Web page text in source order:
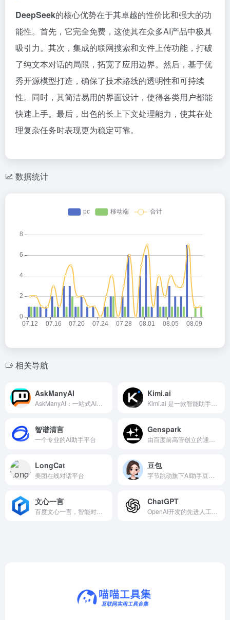
DeepSeek的核心优势在于其卓越的性价比和强大的功
能性。首先，它完全免费，这使其在众多AI产品中极具
吸引力。其次，集成的联网搜索和文件上传功能，打破
了纯文本对话的局限，拓宽了应用边界。然后，基于优
秀开源模型打造，确保了技术路线的透明性和可持续
性。同时，其简洁易用的界面设计，使得各类用户都能
快速上手。最后，出色的长上下文处理能力，使其在处
理复杂任务时表现更为稳定可靠。
数据统计
相关导航
AskManyAI Kimi.ai
智谱清言
一个专业的AI助手平台
Genspark
LongCat
美团在线对话平台
豆包
文心一言 ChatGPT